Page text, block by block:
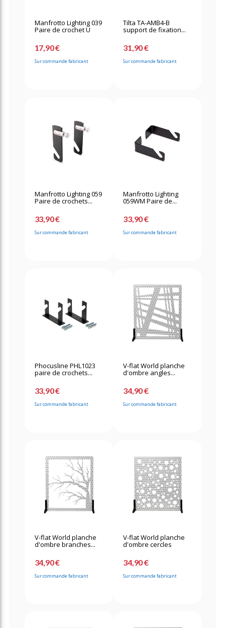
Manfrotto Lighting 039
Paire de crochet U
17,90 €
Sur commande fabricant
Tilta TA-AMB4-B
support de fixation...
31,90 €
Sur commande fabricant
Manfrotto Lighting 059
Paire de crochets...
33,90 €
Sur commande fabricant
Manfrotto Lighting
059WM Paire de...
33,90 €
Sur commande fabricant
Phocusline PHL1023
paire de crochets...
33,90 €
Sur commande fabricant
V-flat World planche
d'ombre angles...
34,90 €
Sur commande fabricant
V-flat World planche
d'ombre branches...
34,90 €
Sur commande fabricant
V-flat World planche
d'ombre cercles
34,90 €
Sur commande fabricant